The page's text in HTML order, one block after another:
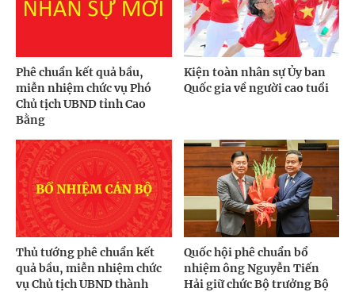
Phê chuẩn kết quả bầu,
miễn nhiệm chức vụ Phó
Chủ tịch UBND tỉnh Cao
Bằng
Kiện toàn nhân sự Ủy ban
Quốc gia về người cao tuổi
Thủ tướng phê chuẩn kết
quả bầu, miễn nhiệm chức
vụ Chủ tịch UBND thành
Quốc hội phê chuẩn bổ
nhiệm ông Nguyễn Tiến
Hải giữ chức Bộ trưởng Bộ